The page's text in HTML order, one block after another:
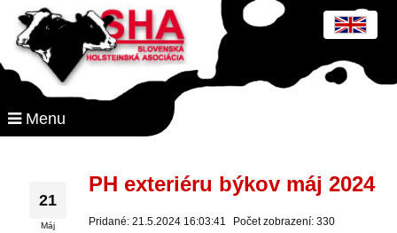
Menu
21
Máj
PH exteriéru býkov máj 2024
Pridané: 21.5.2024 16:03:41 Počet zobrazení: 330